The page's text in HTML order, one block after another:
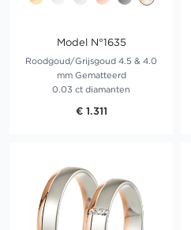
Model N°1635
Roodgoud/Grijsgoud 4.5 & 4.0
mm Gematteerd
0.03 ct diamanten
€ 1.311